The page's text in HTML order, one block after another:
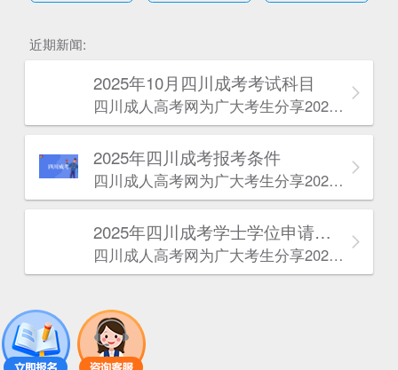
近期新闻:
2025年10月四川成考考试科目
四川成人高考网​为广大考生分享2025年10月四川成考考试科目。为广大在职人员和社会人士提供学历提升的机会。更多四川成考考试信息，欢迎在线访问四川成人高考网。
2025年‌‌‌‌四川成考报考条件
四川成人高考网​为广大考生分享2025年‌‌‌‌四川成考报考条件。为广大在职人员和社会人士提供学历提升的机会。更多四川成考考试信息，欢迎在线访问四川成人高考网。
2025年‌‌‌‌四川成考学士学位申请条件
四川成人高考网​为广大考生分享2025年‌‌‌‌四川成考学士学位申请条件。为广大在职人员和社会人士提供学历提升的机会。更多四川成考考试信息，欢迎在线访问四川成人高考网。